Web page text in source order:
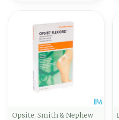
Opsite, Smith & Nephew